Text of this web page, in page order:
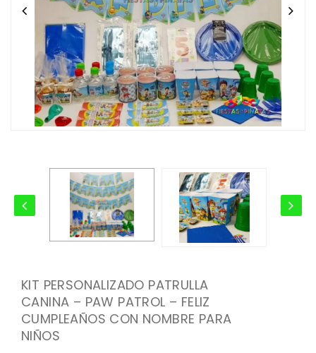
KIT PERSONALIZADO PATRULLA
CANINA – PAW PATROL – FELIZ
CUMPLEAÑOS CON NOMBRE PARA
NIÑOS